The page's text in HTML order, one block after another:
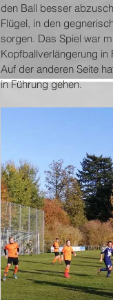
den Ball besser
Flügel, in den
sorgen. Das Spiel war
Kopfballverlängerung in
Auf der anderen Seite
in Führung gehen.